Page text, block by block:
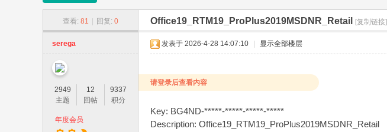
分
坛
查看: 81 回复: 0 Office19_RTM19_ProPlus2019MSDNR_Retail [复制链接]
serega
2949
主题
12
回帖
9337
积分
年度会员
发表于 2026-4-28 14:07:10 显示全部楼层
请登录后查看内容
Key: BG4ND-*****-*****-*****-*****
Description: Office19_RTM19_ProPlus2019MSDNR_Retail